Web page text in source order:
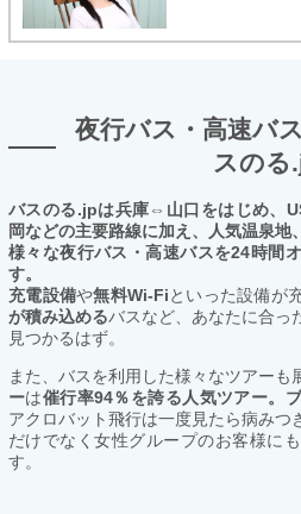
夜行バス・高速バ
スのる
バスのる.jpは兵庫⇔山口をはじめ、
岡などの主要路線に加え、人気温泉地
様々な夜行バス・高速バスを24時間
す。
充電設備や無料Wi-Fiといった設備が
が積み込めるバスなど、あなたに合っ
見つかるはず。
また、バスを利用した様々なツアーも
ーは催行率94％を誇る人気ツアー。
アクロバット飛行は一度見たら病みつ
だけでなく女性グループのお客様に
す。